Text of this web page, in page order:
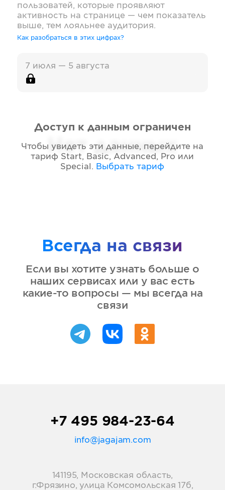
пользоватей, которые проявляют
активность на странице — чем показатель
выше, тем лояльнее аудитория.
Как разобраться в этих цифрах?
7 июля — 5 августа
Нет данных
Доступ к данным ограничен
Чтобы увидеть эти данные, перейдите на
тариф Start, Basic, Advanced, Pro или
Special . Выбрать тариф
Всегда на связи
Если вы хотите узнать больше о
наших сервисах или у вас есть
какие-то вопросы — мы всегда на
связи
+7 495 984-23-64
info@jagajam.com
141195, Московская область,
г.Фрязино, улица Комсомольская 17б,